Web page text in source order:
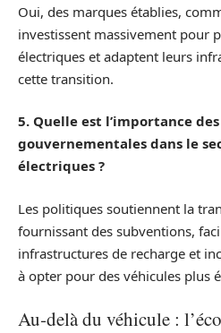
Oui, des marques établies,
investissent massivement pour
électriques et adaptent leurs
cette transition.
5. Quelle est l’importance
gouvernementales dans le
électriques ?
Les politiques soutiennent la
fournissant des subventions,
infrastructures de recharge et
à opter pour des véhicules plus
Au‑delà du véhicule :